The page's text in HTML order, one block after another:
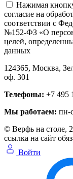
Нажимая
согласие на
соответствии с
№152-ФЗ «О
целей,
данных
124365, Москва,
оф. 301
Телефоны: +7 495
Мы работаем: пн-
© Верфь на столе,
ссылка на сайт
Войти